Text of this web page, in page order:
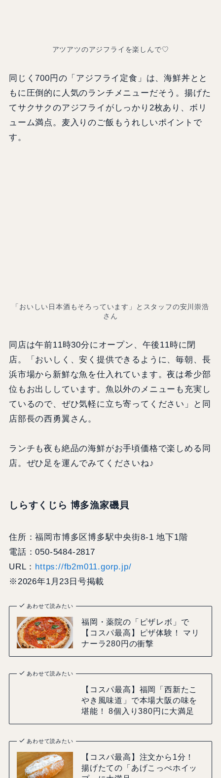
アツアツのアジフライを楽しんで♡
同じく700円の「アジフライ定食」は、海鮮丼とと
もに圧倒的に人気のランチメニューだそう。揚げた
てサクサクのアジフライがしっかり2枚あり、ボリ
ューム満点。麦入りのご飯もうれしいポイントで
す。
「おいしい日本酒もそろっています」とスタッフの安川崇浩
さん
同店は午前11時30分にオープン、午後11時に閉
店。「おいしく、安く提供できるように、毎朝、長
浜市場から新鮮な魚を仕入れています。夜は希少部
位もお出ししています。魚以外のメニューも充実し
ているので、ぜひ気軽に立ち寄ってください」と同
店部長の西勇翼さん。
ランチも夜も絶品の海鮮がお手頃価格で楽しめる同
店。ぜひ足を運んでみてくださいね♪
しらすくじら 博多漁家磯貝
住所：福岡市博多区博多駅中央街8-1 地下1階
電話：050-5484-2817
URL： https://fb2m011.gorp.jp/
※2026年1月23日号掲載
あわせて読みたい
福岡・薬院の「ピザレボ」で
【コスパ最高】ピザ体験！ マリ
ナーラ280円の衝撃
あわせて読みたい
【コスパ最高】福岡「西新たこ
やき風味道」で本場大阪の味を
堪能！ 8個入り380円に大満足
あわせて読みたい
【コスパ最高】注文から1分！
揚げたての「あげこっぺホイッ